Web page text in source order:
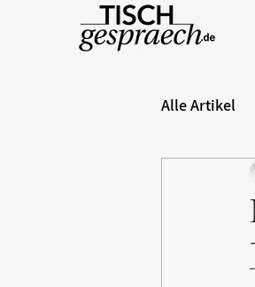
Alle Artikel